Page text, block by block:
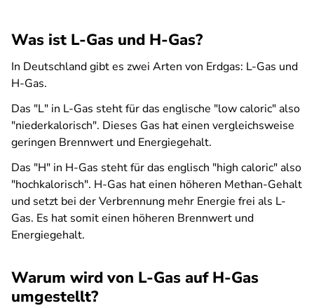
Was ist L-Gas und H-Gas?
In Deutschland gibt es zwei Arten von Erdgas: L-Gas und
H-Gas.
Das "L" in L-Gas steht für das englische "low caloric" also
"niederkalorisch". Dieses Gas hat einen vergleichsweise
geringen Brennwert und Energiegehalt.
Das "H" in H-Gas steht für das englisch "high caloric" also
"hochkalorisch". H-Gas hat einen höheren Methan-Gehalt
und setzt bei der Verbrennung mehr Energie frei als L-
Gas. Es hat somit einen höheren Brennwert und
Energiegehalt.
Warum wird von L-Gas auf H-Gas
umgestellt?